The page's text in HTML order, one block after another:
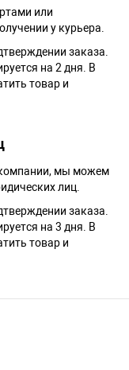
или
у курьера.
заказа.
на 2 дня. В
товар и
компании, мы можем
лиц.
заказа.
на 3 дня. В
товар и